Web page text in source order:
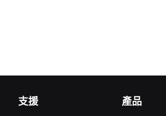
支援 產品